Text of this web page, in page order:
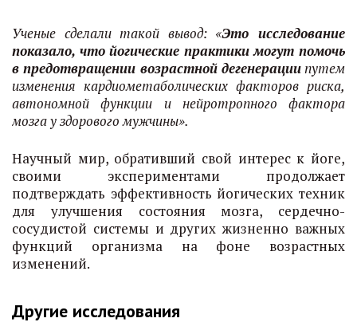
Ученые сделали такой вывод: «Это исследование
показало, что йогические практики могут помочь
в предотвращении возрастной дегенерациипутем
изменения кардиометаболических факторов риска,
автономной функции и нейротропного фактора
мозга у здорового мужчины».
Научный мир, обративший свой интерес к йоге,
своими экспериментами продолжает
подтверждать эффективность йогических техник
для улучшения состояния мозга, сердечно-
сосудистой системы и других жизненно важных
функций организма на фоне возрастных
изменений.
Другие исследования